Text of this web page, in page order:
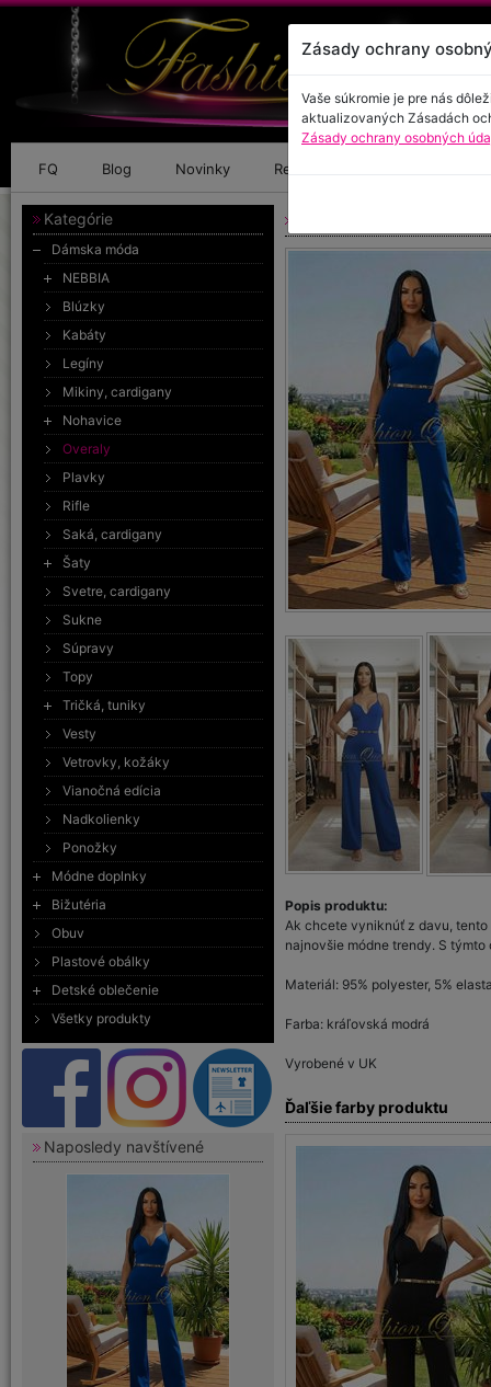
FQ Blog Novinky Referencie
Kategórie
Dámska móda
NEBBIA
Blúzky
Kabáty
Legíny
Mikiny, cardigany
Nohavice
Overaly
Plavky
Rifle
Saká, cardigany
Šaty
Svetre, cardigany
Sukne
Súpravy
Topy
Tričká, tuniky
Vesty
Vetrovky, kožáky
Vianočná edícia
Nadkolienky
Ponožky
Módne doplnky
Bižutéria
Obuv
Plastové obálky
Detské oblečenie
Všetky produkty
Naposledy navštívené
Popis produktu:
Ak chcete vyniknúť z davu,
najnovšie módne trendy. S
Materiál: 95% polyester, 5%
Farba: kráľovská modrá
Vyrobené v UK
Ďaľšie farby produktu
Zásady ochrany
Vaše súkromie je pre nás
aktualizovaných Zásadách
Zásady ochrany osobných